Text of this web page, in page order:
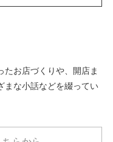
お店づくりや、開店ま
まな小話などを綴ってい